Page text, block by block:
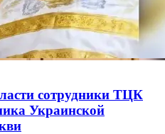
сотрудники ТЦК
Украинской